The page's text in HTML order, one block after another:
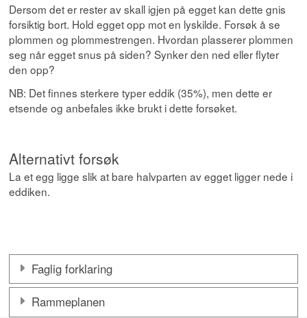
Dersom det er rester av skall igjen på egget kan dette gnis
forsiktig bort. Hold egget opp mot en lyskilde. Forsøk å se
plommen og plommestrengen. Hvordan plasserer plommen
seg når egget snus på siden? Synker den ned eller flyter
den opp?
NB: Det finnes sterkere typer eddik (35%), men dette er
etsende og anbefales ikke brukt i dette forsøket.
Alternativt forsøk
La et egg ligge slik at bare halvparten av egget ligger nede i
eddiken.
Faglig forklaring
Rammeplanen